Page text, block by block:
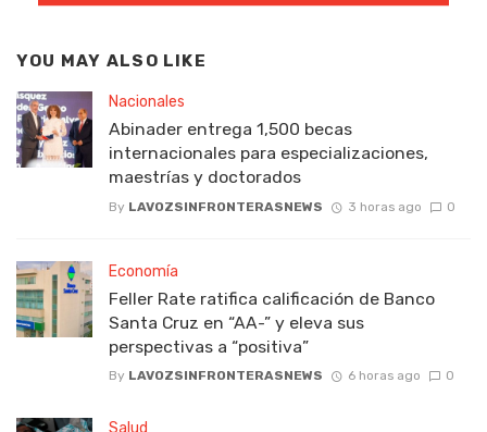
YOU MAY ALSO LIKE
Nacionales
Abinader entrega 1,500 becas
internacionales para especializaciones,
maestrías y doctorados
By LAVOZSINFRONTERASNEWS 3 horas ago 0
Economía
Feller Rate ratifica calificación de Banco
Santa Cruz en “AA-” y eleva sus
perspectivas a “positiva”
By LAVOZSINFRONTERASNEWS 6 horas ago 0
Salud